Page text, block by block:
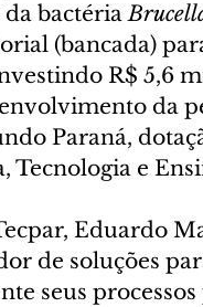
da bactéria
(bancada)
R$ 5,6
da
Paraná,
Tecnologia e
Eduardo
de soluções
seus